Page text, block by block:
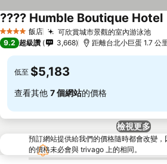
4 星級 飯店 可欣賞城市景觀的室內游泳池查
???? Humble Boutique Hotel
9.2 超級讚 3,668 距離台北小巨蛋 1.7 公
低至 $5,183
查看其他 7 個網站的價格
檢視更多
預訂網站提供給我們的價格隨時都會改變
的價格未必會與 trivago 上的相同。